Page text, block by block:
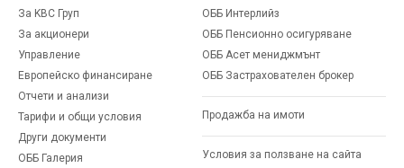
За KBC Груп
За акционери
Управление
Европейско финансиране
Отчети и анализи
Тарифи и общи условия
Други документи
ОББ Галерия
ОББ Интерлийз
ОББ Пенсионно осигуряване
ОББ Асет мениджмънт
ОББ Застрахователен брокер
Продажба на имоти
Условия за ползване на сайта